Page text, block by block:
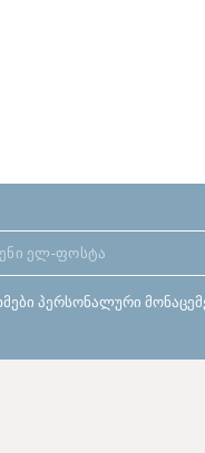
პერსონალური